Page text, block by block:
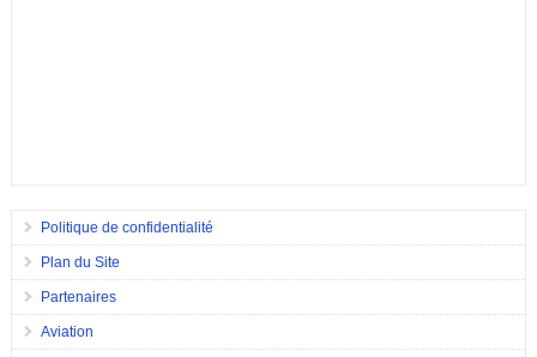
Politique de confidentialité
Plan du Site
Partenaires
Aviation